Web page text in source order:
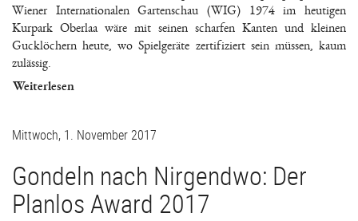
Wiener Internationalen Gartenschau (WIG) 1974 im heutigen
Kurpark Oberlaa wäre mit seinen scharfen Kanten und kleinen
Gucklöchern heute, wo Spielgeräte zertifiziert sein müssen, kaum
zulässig.
Weiterlesen
Mittwoch, 1. November 2017
Gondeln nach Nirgendwo: Der
Planlos Award 2017